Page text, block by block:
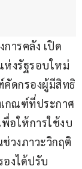
ารคลัง เปิด
ห่งรัฐรอบใหม่
คัดกรองผู้มีสิทธิ
กณฑ์ที่ประกาศ
อให้การใช้งบ
วงภาวะวิกฤติ
งได้ปรับ